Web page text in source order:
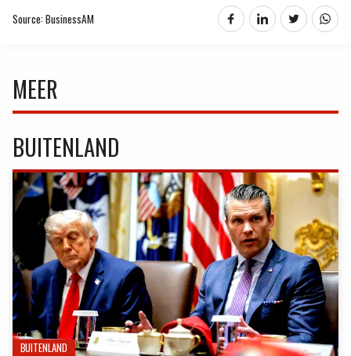
Source: BusinessAM
MEER
BUITENLAND
BUITENLAND